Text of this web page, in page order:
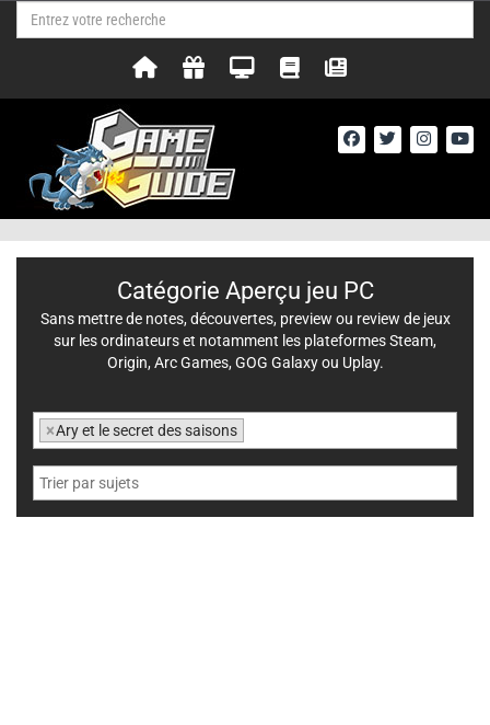
Catégorie Aperçu jeu PC
Sans mettre de notes, découvertes, preview ou review de jeux
sur les ordinateurs et notamment les plateformes Steam,
Origin, Arc Games, GOG Galaxy ou Uplay.
×Ary et le secret des saisons